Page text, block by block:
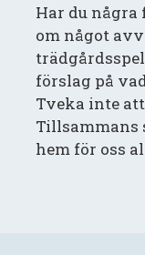
Har du
om något
förslag på
Tveka inte
Tillsammans
hem för oss